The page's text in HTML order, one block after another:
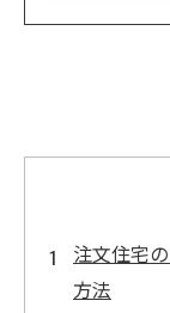
注文住宅
方法